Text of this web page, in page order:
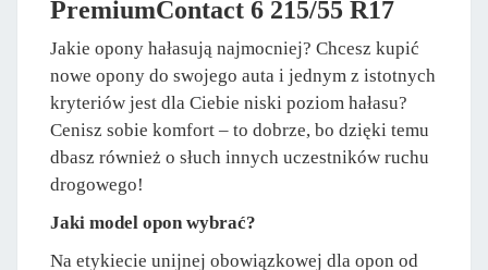
PremiumContact 6 215/55 R17
Jakie opony hałasują najmocniej? Chcesz kupić
nowe opony do swojego auta i jednym z istotnych
kryteriów jest dla Ciebie niski poziom hałasu?
Cenisz sobie komfort – to dobrze, bo dzięki temu
dbasz również o słuch innych uczestników ruchu
drogowego!
Jaki model opon wybrać?
Na etykiecie unijnej obowiązkowej dla opon od